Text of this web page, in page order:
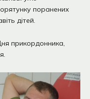
поранених
дітей.
прикордонника,